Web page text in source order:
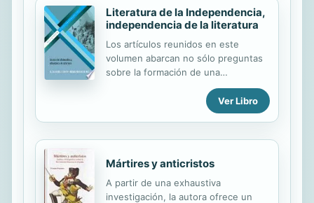
de mayor prestigio, como la
hagiografía, la historiografía y las
misceláneas. Caballero noble
desbaratado: Autobiografía e
invención en el siglo XVI analiza un
conjunto de narraciones españolas
en primera persona y sus
condiciones de escritura y
Literatura de la Independencia,
independencia de la literatura
Los artículos reunidos en este
volumen abarcan no sólo preguntas
sobre la formación de una
comunidad literaria a través de
prácticas editoriales, de tradiciones y
de definiciones de literatura, sino
estrategias para construir un
repertorio temático.
Ver Libro
Mártires y anticristos
A partir de una exhaustiva
investigación, la autora ofrece un